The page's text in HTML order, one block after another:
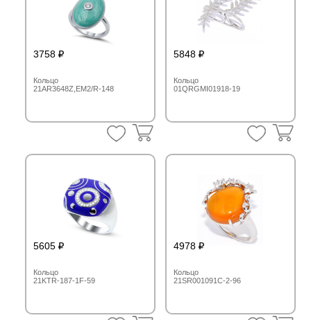
5848
Кольцо
01QRGMI01918-19
3758
Кольцо
21AR3648Z,EM2/R-148
4978
Кольцо
21SR001091C-2-96
5605
Кольцо
21KTR-187-1F-59